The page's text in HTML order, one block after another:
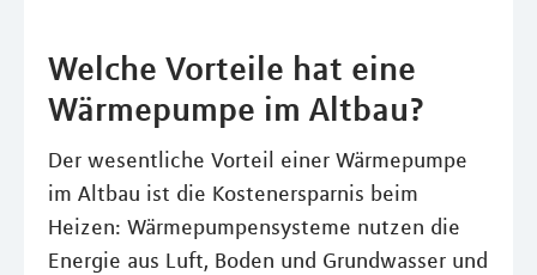
Welche Vorteile hat eine
Wärmepumpe im Altbau?
Der wesentliche Vorteil einer Wärmepumpe
im Altbau ist die Kostenersparnis beim
Heizen: Wärmepumpensysteme nutzen die
Energie aus Luft, Boden und Grundwasser und